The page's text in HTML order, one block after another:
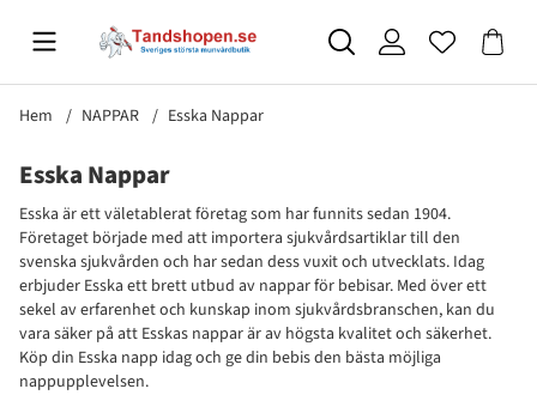
Hem NAPPAR Esska Nappar
Esska Nappar
Esska är ett väletablerat företag som har funnits sedan 1904.
Företaget började med att importera sjukvårdsartiklar till den
svenska sjukvården och har sedan dess vuxit och utvecklats. Idag
erbjuder Esska ett brett utbud av nappar för bebisar. Med över ett
sekel av erfarenhet och kunskap inom sjukvårdsbranschen, kan du
vara säker på att Esskas nappar är av högsta kvalitet och säkerhet.
Köp din Esska napp idag och ge din bebis den bästa möjliga
nappupplevelsen.